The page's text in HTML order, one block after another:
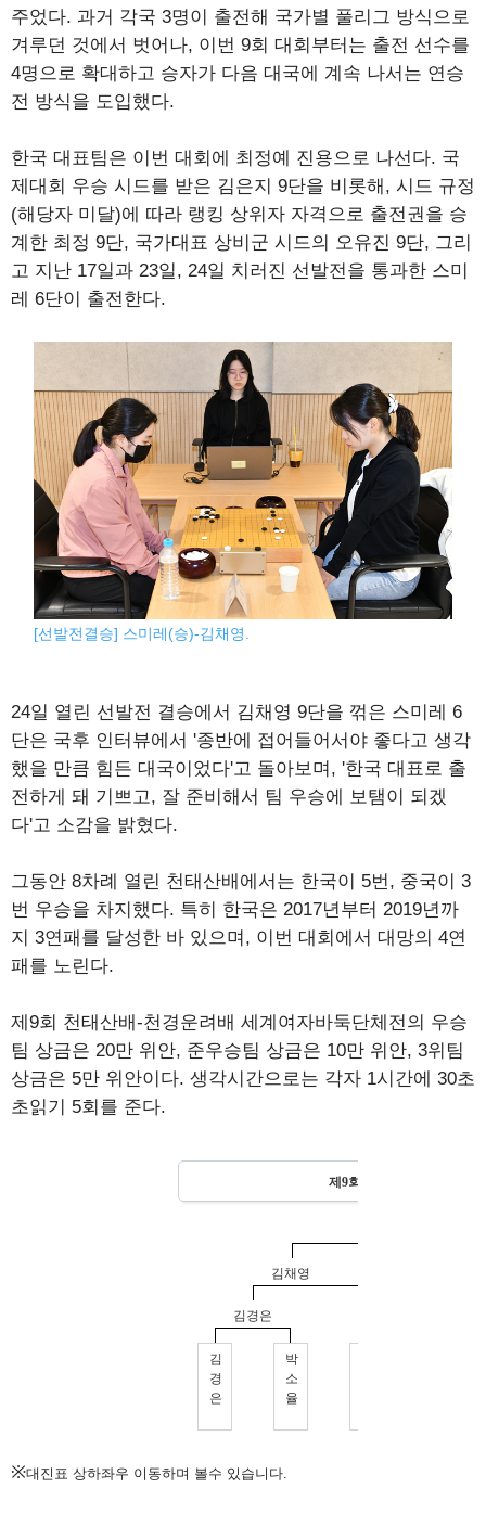
주었다. 과거 각국 3명이 출전해 국가별 풀리그 방식으로
겨루던 것에서 벗어나, 이번 9회 대회부터는 출전 선수를
4명으로 확대하고 승자가 다음 대국에 계속 나서는 연승
전 방식을 도입했다.
한국 대표팀은 이번 대회에 최정예 진용으로 나선다. 국
제대회 우승 시드를 받은 김은지 9단을 비롯해, 시드 규정
(해당자 미달)에 따라 랭킹 상위자 자격으로 출전권을 승
계한 최정 9단, 국가대표 상비군 시드의 오유진 9단, 그리
고 지난 17일과 23일, 24일 치러진 선발전을 통과한 스미
레 6단이 출전한다.
[선발전결승] 스미레(승)-김채영.
24일 열린 선발전 결승에서 김채영 9단을 꺾은 스미레 6
단은 국후 인터뷰에서 '종반에 접어들어서야 좋다고 생각
했을 만큼 힘든 대국이었다'고 돌아보며, '한국 대표로 출
전하게 돼 기쁘고, 잘 준비해서 팀 우승에 보탬이 되겠
다'고 소감을 밝혔다.
그동안 8차례 열린 천태산배에서는 한국이 5번, 중국이 3
번 우승을 차지했다. 특히 한국은 2017년부터 2019년까
지 3연패를 달성한 바 있으며, 이번 대회에서 대망의 4연
패를 노린다.
제9회 천태산배-천경운려배 세계여자바둑단체전의 우승
팀 상금은 20만 위안, 준우승팀 상금은 10만 위안, 3위팀
상금은 5만 위안이다. 생각시간으로는 각자 1시간에 30초
초읽기 5회를 준다.
※대진표 상하좌우 이동하며 볼수 있습니다.